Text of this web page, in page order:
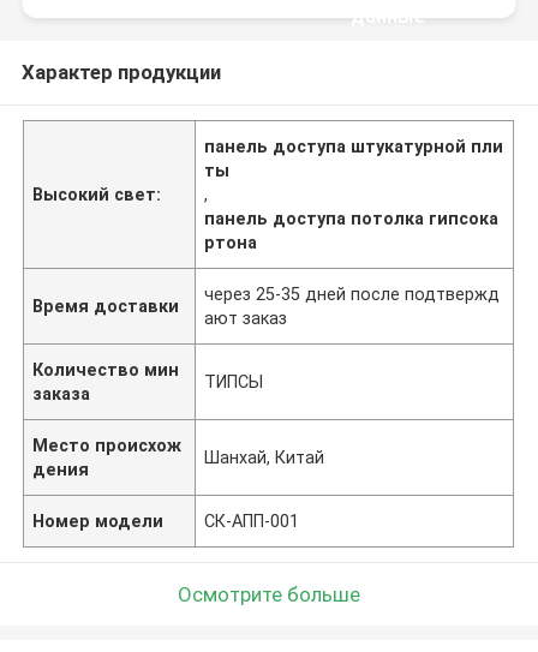
данные
Характер продукции
Высокий свет:
панель доступа штукатурной пли
ты
,
панель доступа потолка гипсока
ртона
Время доставки
через 25-35 дней после подтвержд
ают заказ
Количество мин
заказа
ТИПСЫ
Место происхож
дения
Шанхай, Китай
Номер модели СК-АПП-001
Осмотрите больше